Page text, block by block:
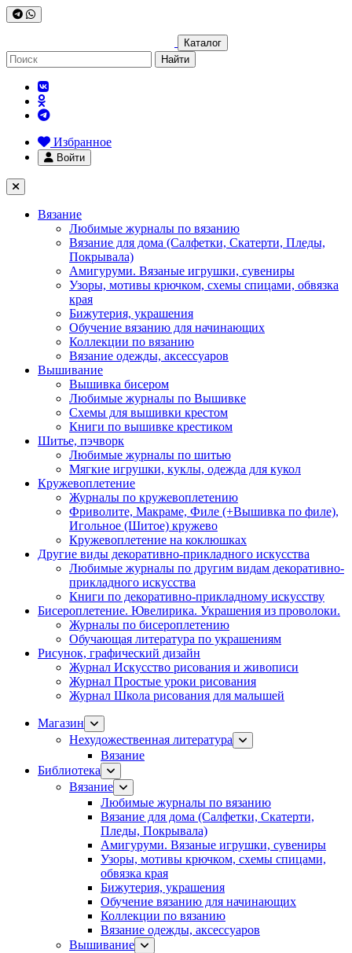
Каталог
Найти
Избранное
Войти
Вязание
Любимые журналы по вязанию
Вязание для дома (Салфетки, Скатерти, Пледы,
Покрывала)
Амигуруми. Вязаные игрушки, сувениры
Узоры, мотивы крючком, схемы спицами, обвязка
края
Бижутерия, украшения
Обучение вязанию для начинающих
Коллекции по вязанию
Вязание одежды, аксессуаров
Вышивание
Вышивка бисером
Любимые журналы по Вышивке
Схемы для вышивки крестом
Книги по вышивке крестиком
Шитье, пэчворк
Любимые журналы по шитью
Мягкие игрушки, куклы, одежда для кукол
Кружевоплетение
Журналы по кружевоплетению
Фриволите, Макраме, Филе (+Вышивка по филе),
Игольное (Шитое) кружево
Кружевоплетение на коклюшках
Другие виды декоративно-прикладного искусства
Любимые журналы по другим видам декоративно-
прикладного искусства
Книги по декоративно-прикладному искусству
Бисероплетение. Ювелирика. Украшения из проволоки.
Журналы по бисероплетению
Обучающая литература по украшениям
Рисунок, графический дизайн
Журнал Искусство рисования и живописи
Журнал Простые уроки рисования
Журнал Школа рисования для малышей
Магазин
Нехудожественная литература
Вязание
Библиотека
Вязание
Любимые журналы по вязанию
Вязание для дома (Салфетки, Скатерти,
Пледы, Покрывала)
Амигуруми. Вязаные игрушки, сувениры
Узоры, мотивы крючком, схемы спицами,
обвязка края
Бижутерия, украшения
Обучение вязанию для начинающих
Коллекции по вязанию
Вязание одежды, аксессуаров
Вышивание